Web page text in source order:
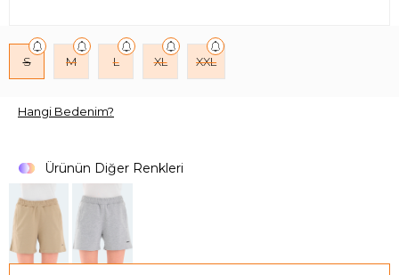
S M L XL XXL
Hangi Bedenim?
Ürünün Diğer Renkleri